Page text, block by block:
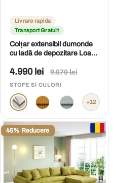
Livrare rapida
Transport Gratuit
Colțar extensibil dumonde
cu ladă de depozitare Loana
Preț
de
vânzare
4.990 lei
Preț
9.070 lei
STOFE SI CULORI
+12
45% Reducere